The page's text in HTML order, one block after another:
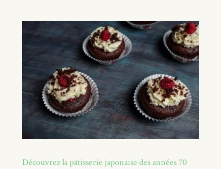
Découvrez la pâtisserie japonaise des années 70